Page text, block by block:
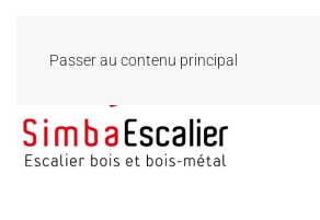
Passer au contenu principal